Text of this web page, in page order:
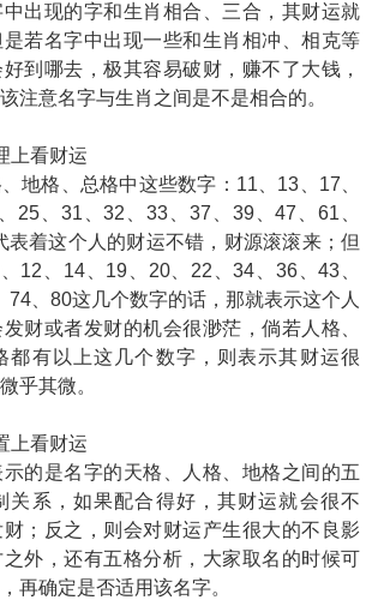
出现的字和生肖相合、三合，其财运就
若名字中出现一些和生肖相冲、相克等
到哪去，极其容易破财，赚不了大钱，
注意名字与生肖之间是不是相合的。
上看财运
地格、总格中这些数字：11、13、17、
25、31、32、33、37、39、47、61、
表着这个人的财运不错，财源滚滚来；但
12、14、19、20、22、34、36、43、
74、80这几个数字的话，那就表示这个人
财或者发财的机会很渺茫，倘若人格、
都有以上这几个数字，则表示其财运很
乎其微。
上看财运
的是名字的天格、人格、地格之间的五
关系，如果配合得好，其财运就会很不
；反之，则会对财运产生很大的不良影
外，还有五格分析，大家取名的时候可
再确定是否适用该名字。